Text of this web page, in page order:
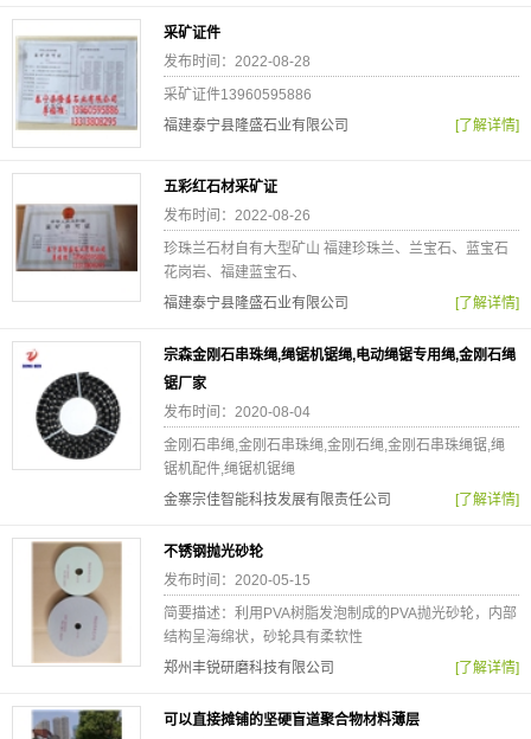
采矿证件
发布时间：2022-08-28
采矿证件13960595886
福建泰宁县隆盛石业有限公司
[了解详情]
五彩红石材采矿证
发布时间：2022-08-26
珍珠兰石材自有大型矿山 福建珍珠兰、兰宝石、蓝宝石
花岗岩、福建蓝宝石、
福建泰宁县隆盛石业有限公司
[了解详情]
宗森金刚石串珠绳,绳锯机锯绳,电动绳锯专用绳,金刚石绳
锯厂家
发布时间：2020-08-04
金刚石串绳,金刚石串珠绳,金刚石绳,金刚石串珠绳锯,绳
锯机配件,绳锯机锯绳
金寨宗佳智能科技发展有限责任公司
[了解详情]
不锈钢抛光砂轮
发布时间：2020-05-15
简要描述：利用PVA树脂发泡制成的PVA抛光砂轮，内部
结构呈海绵状，砂轮具有柔软性
郑州丰锐研磨科技有限公司
[了解详情]
可以直接摊铺的坚硬盲道聚合物材料薄层